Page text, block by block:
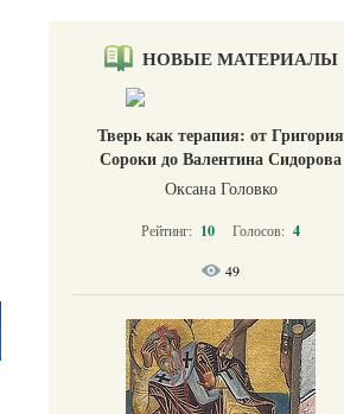
НОВЫЕ МАТЕРИАЛЫ
Тверь как терапия: от Григория
Сороки до Валентина Сидорова
Оксана Головко
Рейтинг: 10 Голосов: 4
49